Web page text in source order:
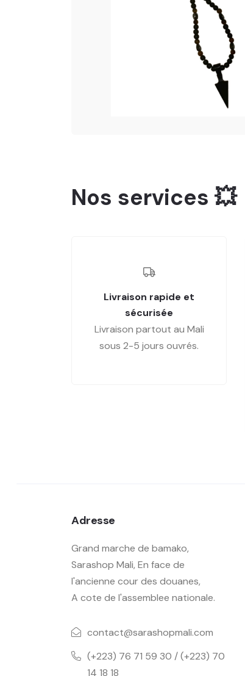
Nos services 💥
Livraison rapide et
sécurisée
Livraison partout au Mali
sous 2-5 jours ouvrés.
Adresse
Grand marche de bamako,
Sarashop Mali, En face de
l'ancienne cour des douanes,
A cote de l'assemblee nationale.
contact@sarashopmali.com
(+223) 76 71 59 30 / (+223) 70
14 18 18